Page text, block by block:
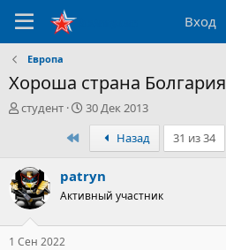
Вход
Европа
Хороша страна Болгария
А
р
т
е
м
ы
студент
Д
а
а
н
а
ч
30 Дек 2013
ПервыйНазад 31 из 34
patryn
Активный участник
1 Сен 2022